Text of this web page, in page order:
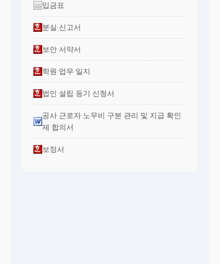
입금표
분실 신고서
보안 서약서
학원 업무 일지
법인 설립 등기 신청서
공사 근로자 노무비 구분 관리 및 지급 확인
제 합의서
보정서